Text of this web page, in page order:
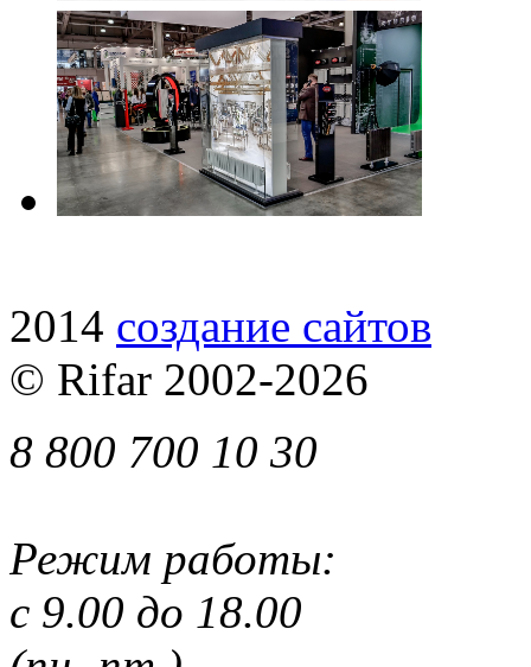
2014 cоздание сайтов
© Rifar 2002-2026
8 800 700 10 30
Режим работы:
с 9.00 до 18.00